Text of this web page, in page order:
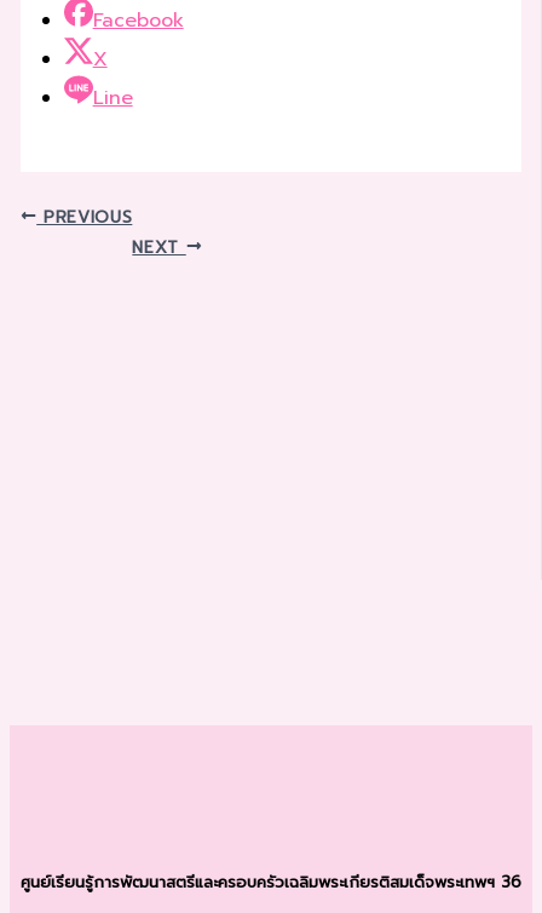
Facebook
X
Line
PREVIOUS
NEXT
ศูนย์เรียนรู้การพัฒนาสตรีและครอบครัวเฉลิมพระเกียรติสมเด็จพระเทพฯ 36